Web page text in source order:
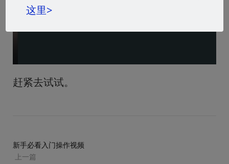
赶紧去试试。
新手必看入门操作视频
上一篇
这里>